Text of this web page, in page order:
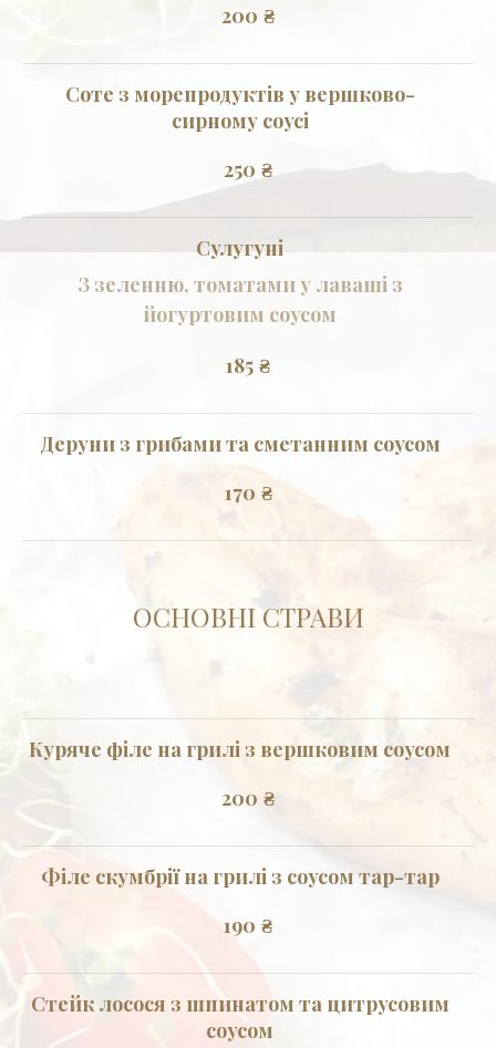
200 ₴
Соте з морепродуктів у вершково-
сирному соусі
250 ₴
Сулугуні
З зеленню, томатами у лаваші з
йогуртовим соусом
185 ₴
Деруни з грибами та сметанним соусом
170 ₴
ОСНОВНІ СТРАВИ
Куряче філе на грилі з вершковим соусом
200 ₴
Філе скумбрії на грилі з соусом тар-тар
190 ₴
Стейк лосося з шпинатом та цитрусовим
соусом